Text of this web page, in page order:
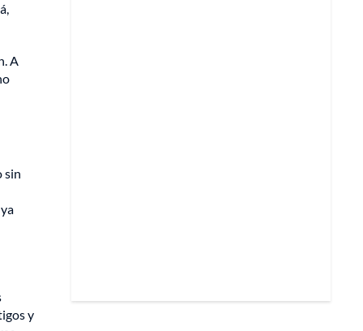
A
sin
y